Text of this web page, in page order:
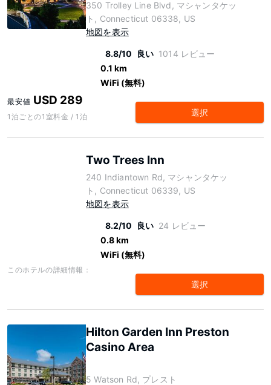
350 Trolley Line Blvd, マシャンタケッ
ト, Connecticut 06338, US
地図を表示
8.8/10 良い 1014 レビュー
0.1 km
WiFi (無料)
最安値 USD 289
1泊ごとの1室料金 / 1泊 選択
Two Trees Inn
240 Indiantown Rd, マシャンタケッ
ト, Connecticut 06339, US
地図を表示
8.2/10 良い 24 レビュー
0.8 km
WiFi (無料)
このホテルの詳細情報：
選択
Hilton Garden Inn Preston
Casino Area
5 Watson Rd, プレスト